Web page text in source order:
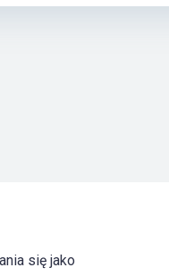
się jako